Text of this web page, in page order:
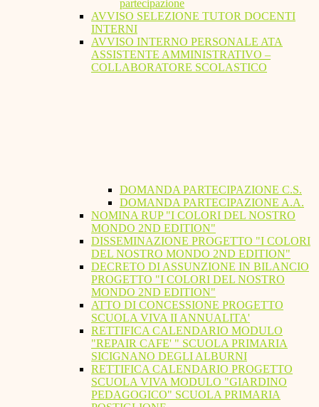
partecipazione
AVVISO SELEZIONE TUTOR DOCENTI
INTERNI
AVVISO INTERNO PERSONALE ATA
ASSISTENTE AMMINISTRATIVO –
COLLABORATORE SCOLASTICO
DOMANDA PARTECIPAZIONE C.S.
DOMANDA PARTECIPAZIONE A.A.
NOMINA RUP "I COLORI DEL NOSTRO
MONDO 2ND EDITION"
DISSEMINAZIONE PROGETTO "I COLORI
DEL NOSTRO MONDO 2ND EDITION"
DECRETO DI ASSUNZIONE IN BILANCIO
PROGETTO "I COLORI DEL NOSTRO
MONDO 2ND EDITION"
ATTO DI CONCESSIONE PROGETTO
SCUOLA VIVA II ANNUALITA'
RETTIFICA CALENDARIO MODULO
"REPAIR CAFE' " SCUOLA PRIMARIA
SICIGNANO DEGLI ALBURNI
RETTIFICA CALENDARIO PROGETTO
SCUOLA VIVA MODULO "GIARDINO
PEDAGOGICO" SCUOLA PRIMARIA